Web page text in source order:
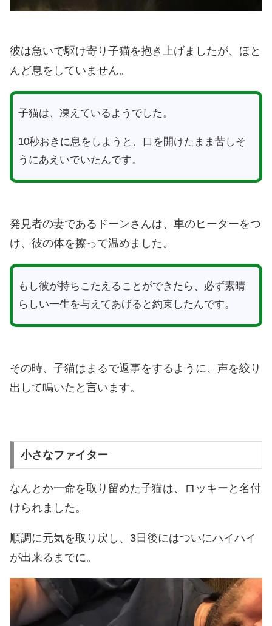
彼は急いで駆け寄り子猫を抱き上げましたが、ほと
んど息をしていません。
子猫は、凍えているようでした。
10秒おきに息をしようと、口を開けたまま苦しそ
うにあえいでいたんです。
発見者の妻であるドーンさんは、車のヒーターをつ
け、彼の体を擦って温めました。
もし彼が持ちこたえることができたら、必ず素晴
らしい一生を与えてあげると約束したんです。
その時、子猫はまるで返事をするように、声を絞り
出して鳴いたと言います。
小さなファイター
なんとか一命を取り留めた子猫は、ロッキーと名付
けられました。
順調に元気を取り戻し、3日後にはついにハイハイ
が出来るまでに。